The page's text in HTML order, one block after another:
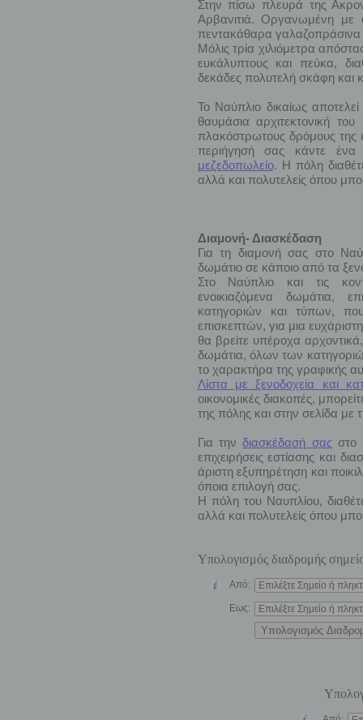
Στην πίσω πλευρά της
Αρβανιτιά. Οργανωμένη με
πεντακάθαρα
Μόλις τρία χιλιόμετρα
ευκάλυπτους και πεύκα,
δεκάδες πολυτελή σκάφη και
Το Ναύπλιο δικαίως
θαυμάσια αρχιτεκτονική
πλακόστρωτους δρόμους της
περιήγησή σας κάντε ένα
μεζεδοπωλείο. Η πόλη
αλλά και πολυτελείς όπου
Διαμονή- Διασκέδαση
Για τη διαμονή σας στο
δωμάτιο σε κάποιο από τα
Στο Ναύπλιο και τις
ενοικιαζόμενα δωμάτια,
κατηγοριών και τύπων,
επισκεπτών, για μια
θα βρείτε υπέροχα
δωμάτια, όλων των
το χαρακτήρα της γραφικής
Λίστα με ξενοδοχεία και
οικονομικές διακοπές,
της πόλης και στην σελίδα με
Για τηνδιασκέδασή σας στο
επιχειρήσεις εστίασης και
άριστη εξυπηρέτηση και
όποια επιλογή σας.
Η πόλη του Ναυπλίου,
αλλά και πολυτελείς όπου
Υπολογισμός διαδρομής